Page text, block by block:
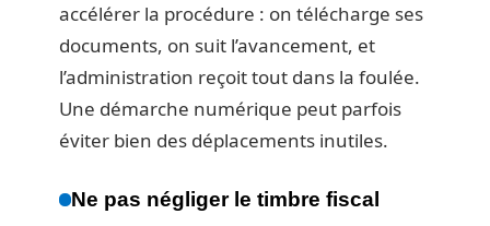
accélérer la procédure : on télécharge ses
documents, on suit l’avancement, et
l’administration reçoit tout dans la foulée.
Une démarche numérique peut parfois
éviter bien des déplacements inutiles.
Ne pas négliger le timbre fiscal